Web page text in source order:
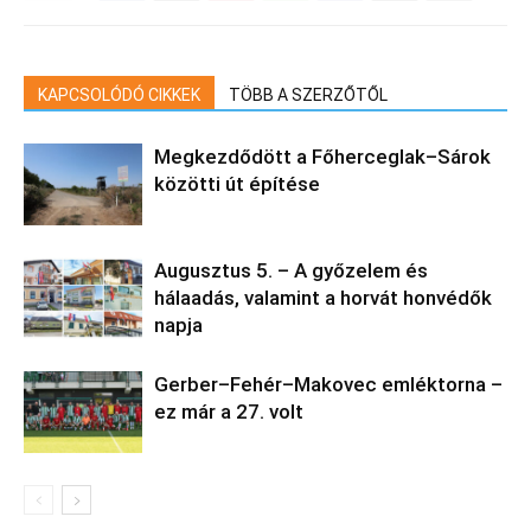
KAPCSOLÓDÓ CIKKEK TÖBB A SZERZŐTŐL
Megkezdődött a Főherceglak–Sárok
közötti út építése
Augusztus 5. – A győzelem és
hálaadás, valamint a horvát honvédők
napja
Gerber–Fehér–Makovec emléktorna –
ez már a 27. volt